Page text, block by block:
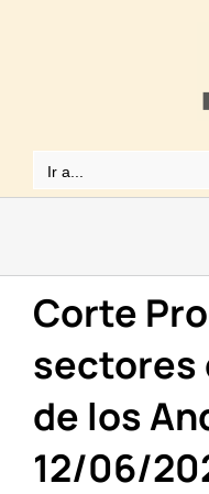
Ir a...
Corte
sectores
de los
12/06/